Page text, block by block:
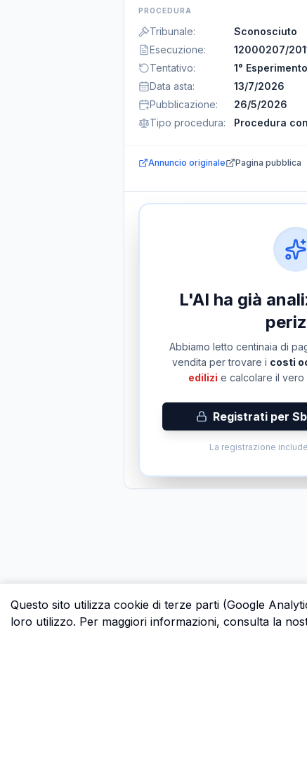
PROCEDURA
Tribunale:
Sconosciuto
Esecuzione:
12000207/
Tentativo:
1° Esperimento
Data asta:
13/7/2026
Pubblicazione:
26/5/2026
Tipo procedura: Procedura
Annuncio originale Pagina pubblica
L'AI ha già
Abbiamo letto centinaia di
vendita per trovare i costi
edilizi e calcolare il vero
Registrati per
La registrazione
Questo sito utilizza cookie di terze parti (Google
loro utilizzo. Per maggiori informazioni, consulta la